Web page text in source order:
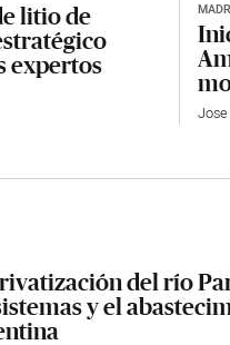
litio de
expertos
Jose
del río
y el